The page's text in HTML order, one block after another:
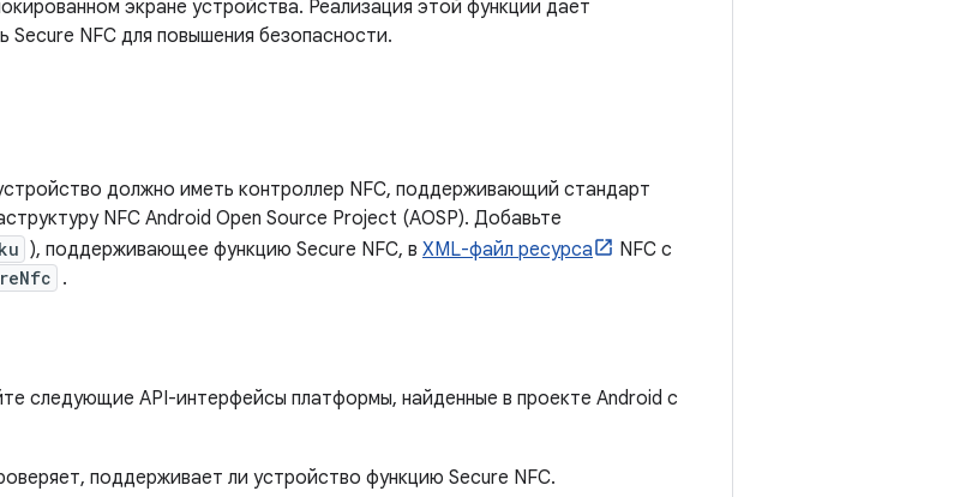
экране устройства. Реализация этой функции дает
Secure NFC для повышения безопасности.
должно иметь контроллер NFC, поддерживающий стандарт
NFC Android Open Source Project (AOSP). Добавьте
), поддерживающее функцию Secure NFC, в XML-файл ресурса
NFC с
.
следующие API-интерфейсы платформы, найденные в проекте Android с
поддерживает ли устройство функцию Secure NFC.